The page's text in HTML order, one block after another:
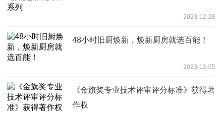
2023-12-28
48小时旧厨焕新，焕新厨房就选百能！
2023-12-05
《金旗奖专业技术评审评分标准》获得著
作权